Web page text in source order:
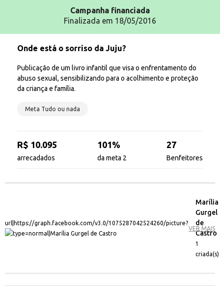
Campanha financiada
Finalizada em 18/05/2016
Onde está o sorriso da Juju?
Publicação de um livro infantil que visa o enfrentamento do
abuso sexual, sensibilizando para o acolhimento e proteção
da criança e família.
Meta Tudo ou nada
R$ 10.095
arrecadados
101%
da meta 2
27
Benfeitores
Marília
Gurgel
de
Castro
1
criada(s)
VER MAIS